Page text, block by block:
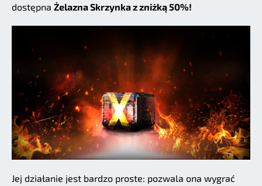
dostępna Żelazna Skrzynka z zniżką 50%!
Jej działanie jest bardzo proste: pozwala ona wygrać